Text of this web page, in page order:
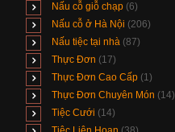
Nấu cỗ giỗ chạp (6)
Nấu cỗ ở Hà Nội (206)
Nấu tiệc tại nhà (87)
Thực Đơn (17)
Thực Đơn Cao Cấp (1)
Thực Đơn Chuyên Món (14)
Tiệc Cưới (14)